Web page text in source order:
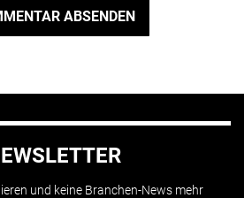
ABSENDEN
und keine Branchen-News mehr